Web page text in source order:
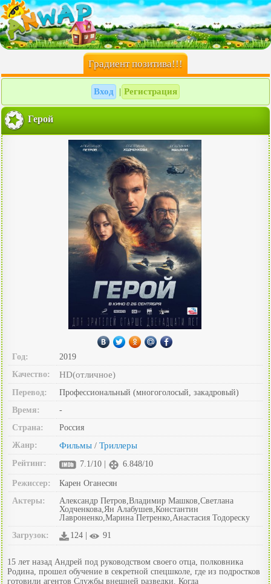
Градиент позитива!!!
Вход Регистрация
Герой
Год:
2019
Качество:
HD(отличное)
Перевод:
Профессиональный (многоголосый, закадровый)
Время:
-
Страна:
Россия
Жанр:
Фильмы / Триллеры
Рейтинг: 7.1/10 | 6.848/10
Режиссер:
Карен Оганесян
Актеры:
Александр Петров,Владимир Машков,Светлана
Ходченкова,Ян Алабушев,Константин
Лавроненко,Марина Петренко,Анастасия Тодореску
Загрузок:
124 | 91
15 лет назад Андрей под руководством своего отца, полковника
Родина, прошел обучение в секретной спецшколе, где из подростков
готовили агентов Службы внешней разведки. Когда